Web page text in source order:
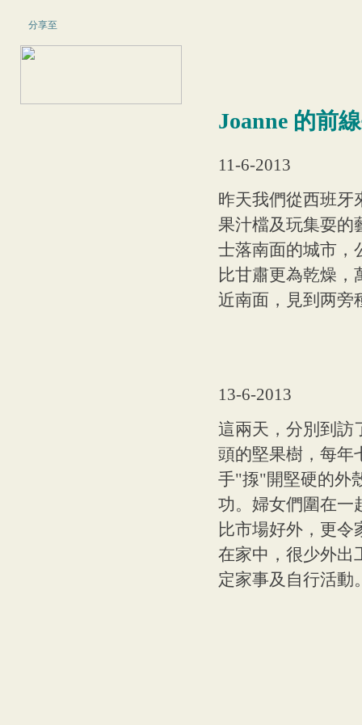
分享至
Joanne 的前
11-6-2013
昨天我們從西班牙
果汁檔及玩集耍的
士落南面的城市，
比甘肅更為乾燥，
近南面，見到两旁
13-6-2013
這兩天，分別到訪
頭的堅果樹，每年
手"揼"開堅硬的外
功。婦女們圍在一
比市場好外，更
在家中，很少外出
定家事及自行活動